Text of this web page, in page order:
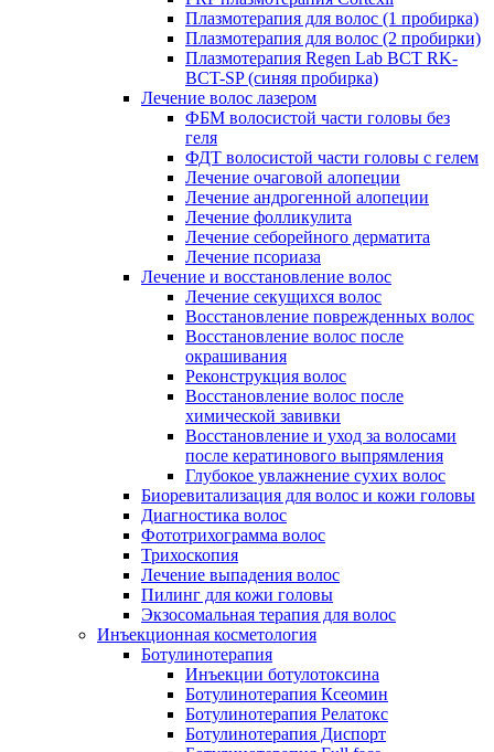
Плазмотерапия для волос (1 пробирка)
Плазмотерапия для волос (2 пробирки)
Плазмотерапия Regen Lab BCT RK-
BCT-SP (синяя пробирка)
Лечение волос лазером
ФБМ волосистой части головы без
геля
ФДТ волосистой части головы с гелем
Лечение очаговой алопеции
Лечение андрогенной алопеции
Лечение фолликулита
Лечение себорейного дерматита
Лечение псориаза
Лечение и восстановление волос
Лечение секущихся волос
Восстановление поврежденных волос
Восстановление волос после
окрашивания
Реконструкция волос
Восстановление волос после
химической завивки
Восстановление и уход за волосами
после кератинового выпрямления
Глубокое увлажнение сухих волос
Биоревитализация для волос и кожи головы
Диагностика волос
Фототрихограмма волос
Трихоскопия
Лечение выпадения волос
Пилинг для кожи головы
Экзосомальная терапия для волос
Инъекционная косметология
Ботулинотерапия
Инъекции ботулотоксина
Ботулинотерапия Ксеомин
Ботулинотерапия Релатокс
Ботулинотерапия Диспорт